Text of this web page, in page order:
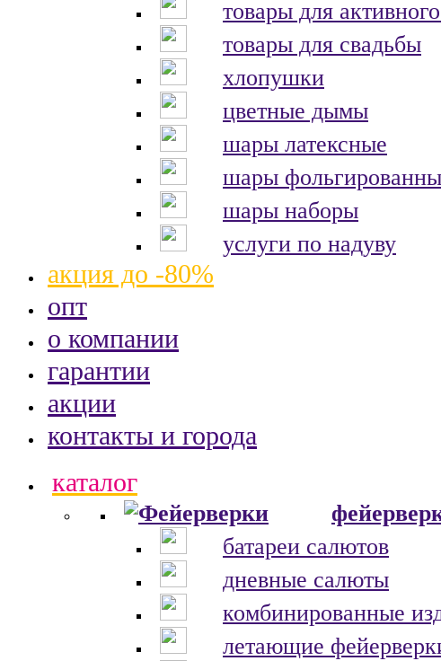
товары для
товары для свадьбы
хлопушки
цветные дымы
шары латексные
шары
шары наборы
услуги по надуву
акция до -80%
опт
о компании
гарантии
акции
контакты и города
каталог
батареи салютов
дневные салюты
комбинированные
летающие